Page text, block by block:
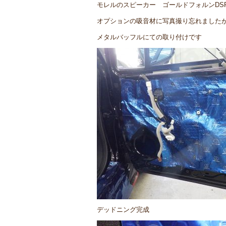
モレルのスピーカー ゴールドフォルン
オプションの吸音材に写真撮り忘れました
メタルバッフルにての取り付けです
デッドニング完成